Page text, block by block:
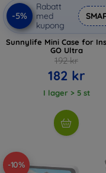
-5%
Rabatt
med
kupong
Sunnylife Mini Case for
GO Ultra
192 kr
182 kr
I lager > 5 st
-10%